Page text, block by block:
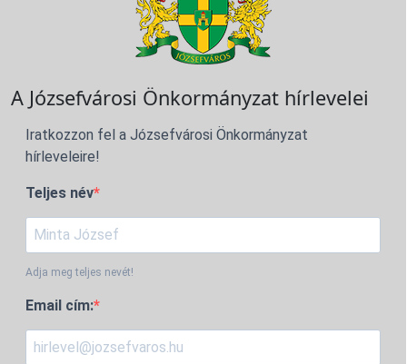
A Józsefvárosi Önkormányzat hírlevelei
Iratkozzon fel a Józsefvárosi Önkormányzat
hírleveleire!
Teljes név
Adja meg teljes nevét!
Email cím: